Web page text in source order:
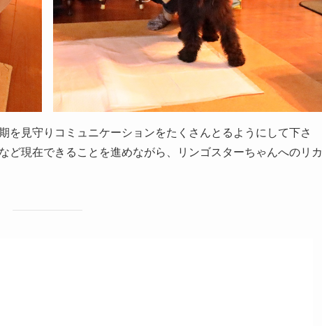
を見守りコミュニケーションをたくさんとるようにして下さ
ど現在できることを進めながら、リンゴスターちゃんへのリカ